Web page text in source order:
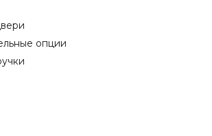
опции